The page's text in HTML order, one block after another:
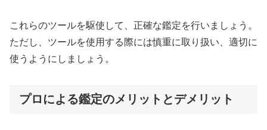
これらのツールを駆使して、正確な鑑定を行いましょう。
ただし、ツールを使用する際には慎重に取り扱い、適切に
使うようにしましょう。
プロによる鑑定のメリットとデメリット